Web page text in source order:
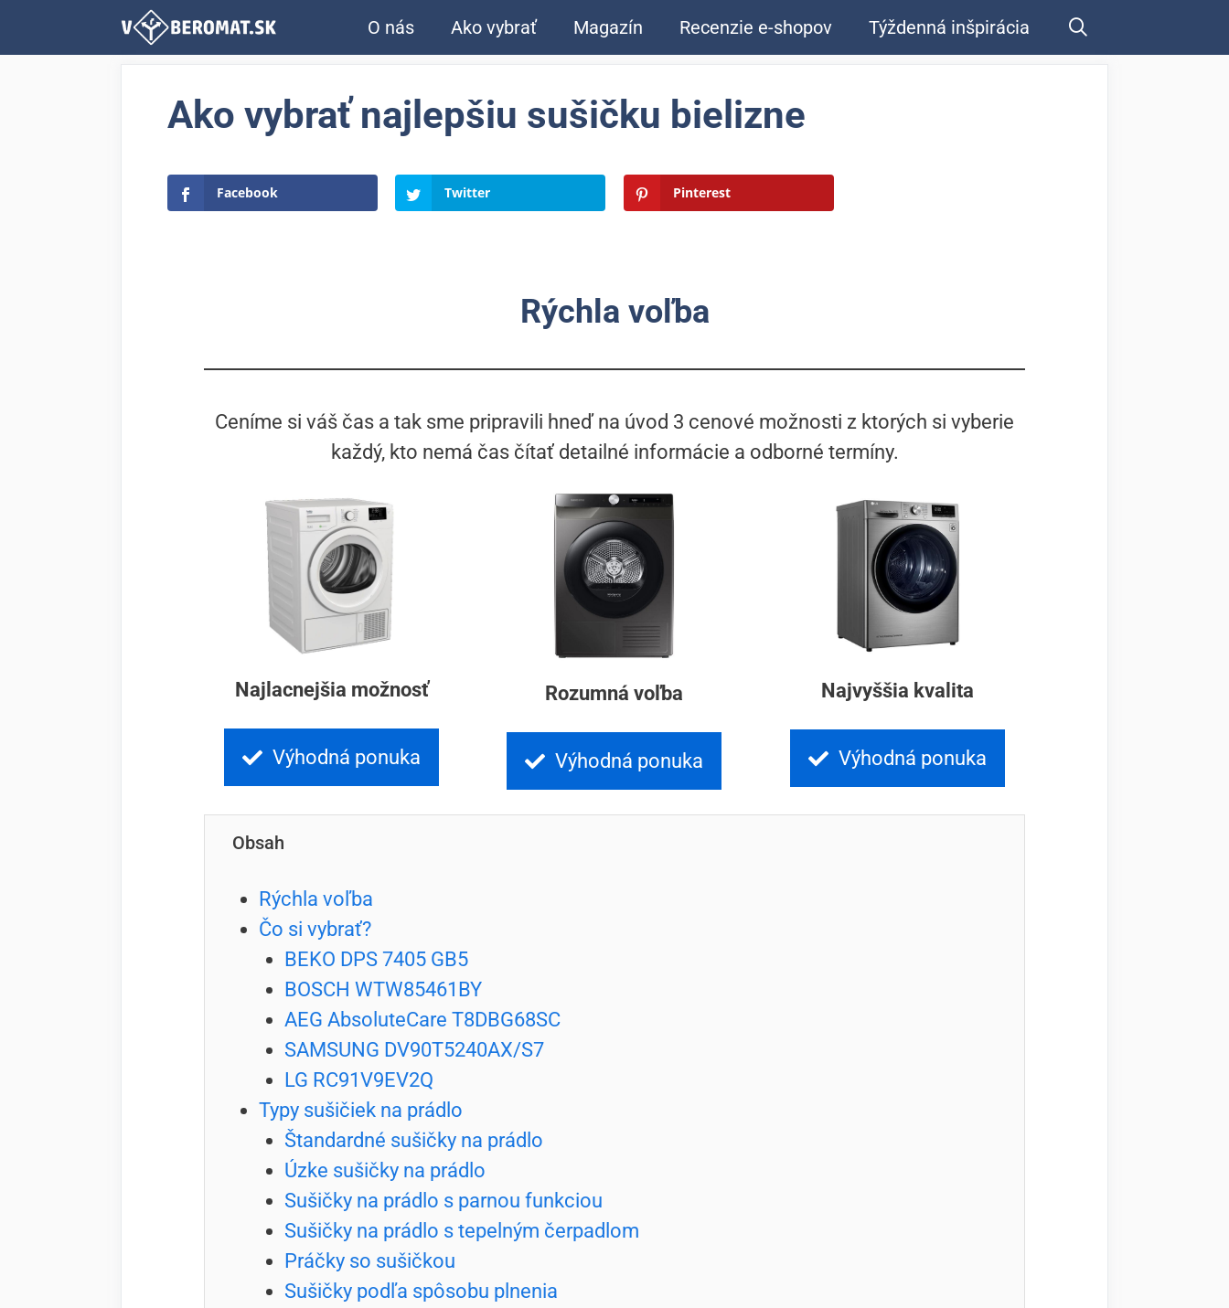
O nás Ako vybrať Magazín Recenzie e-shopov Týždenná inšpirácia
Ako vybrať najlepšiu sušičku bielizne
Facebook Twitter Pinterest
Rýchla voľba
Ceníme si váš čas a tak sme pripravili hneď na úvod 3 cenové možnosti z ktorých si vyberie
každý, kto nemá čas čítať detailné informácie a odborné termíny.
Najlacnejšia možnosť
Výhodná ponuka
Rozumná voľba
Výhodná ponuka
Najvyššia kvalita
Výhodná ponuka
Obsah
Rýchla voľba
Čo si vybrať?
BEKO DPS 7405 GB5
BOSCH WTW85461BY
AEG AbsoluteCare T8DBG68SC
SAMSUNG DV90T5240AX/S7
LG RC91V9EV2Q
Typy sušičiek na prádlo
Štandardné sušičky na prádlo
Úzke sušičky na prádlo
Sušičky na prádlo s parnou funkciou
Sušičky na prádlo s tepelným čerpadlom
Práčky so sušičkou
Sušičky podľa spôsobu plnenia